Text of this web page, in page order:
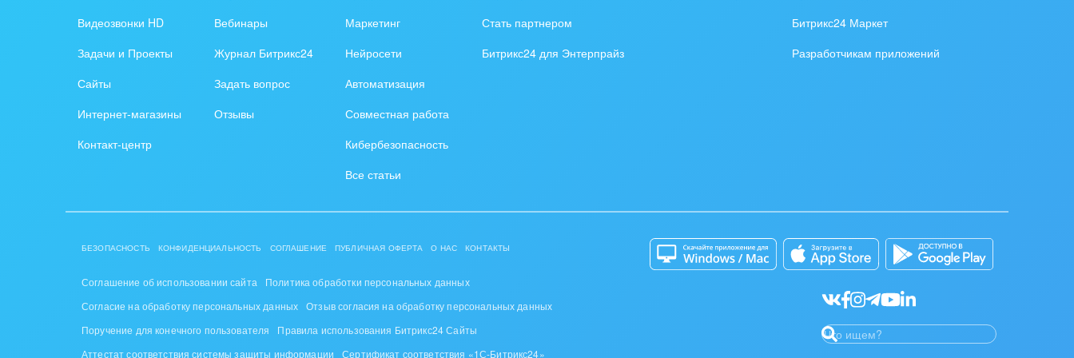
Создание сайтов
Интернет-магазин и CRM
внедрения
Внедрение для медицины
Внедрение онлайн-
/ Интранета
Общественно-политические
организации
СМИ, издательства,
благоустройство
Транспорт, Авиация,
автобизнес
Видеозвонки HD
Задачи и Проекты
Сайты
Интернет-магазины
Контакт-центр
Вебинары
Журнал Битрикс24
Задать вопрос
Отзывы
Маркетинг
Нейросети
Автоматизация
Совместная работа
Кибербезопасность
Все статьи
Стать партнером
Битрикс24 для Энтерпрайз
Битрикс24 Маркет
Разработчикам приложений
БЕЗОПАСНОСТЬ КОНФИДЕНЦИАЛЬНОСТЬ СОГЛАШЕНИЕ ПУБЛИЧНАЯ ОФЕРТА О НАС КОНТАКТЫ
Соглашение об использовании сайта
Политика обработки персональных данных
Согласие на обработку персональных данных Отзыв согласия на обработку персональных данных
Поручение для конечного пользователя
Правила использования Битрикс24 Сайты
Аттестат соответствия системы защиты информации
Сертификат соответствия «1С-Битрикс24»